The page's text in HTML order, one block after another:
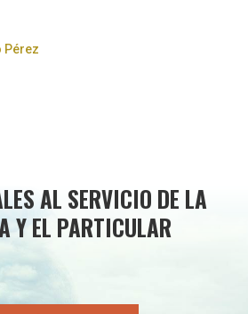
Pérez
AL SERVICIO DE LA
Y EL PARTICULAR